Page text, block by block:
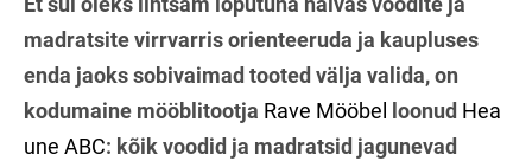
madratsite virrvarris orienteeruda ja kaupluses
enda jaoks sobivaimad tooted välja valida, on
kodumaine mööblitootja Rave Mööbel loonud Hea
une ABC: kõik voodid ja madratsid jagunevad